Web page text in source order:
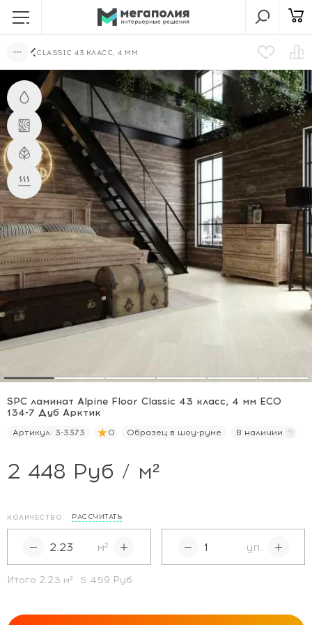
CLASSIC 43 КЛАСС, 4 ММ
SPC ламинат Alpine Floor Classic 43 класс, 4 мм ECO
134-7 Дуб Арктик
Артикул: 3-3373 0 Образец в шоу-руме В наличии
2 448 Руб / м²
КОЛИЧЕСТВО РАССЧИТАТЬ
м² уп.
Итого 2.23 м² 5 459 Руб